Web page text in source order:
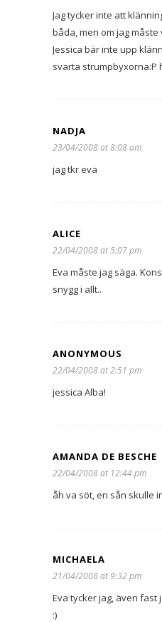
Jag tycker inte att
båda, men om jag måste
Jessica bär inte upp
svarta strumpbyxorna:P
NADJA
23/04/2008 at 8:08 am
jag tkr eva
ALICE
22/04/2008 at 5:07 pm
Eva måste jag säga.
snygg i allt..
ANONYMOUS
22/04/2008 at 2:51 pm
jessica Alba!
AMANDA DE BESCHE
22/04/2008 at 12:44 pm
åh va söt, en sån skulle
MICHAELA
21/04/2008 at 9:32 pm
Eva tycker jag, även
:)